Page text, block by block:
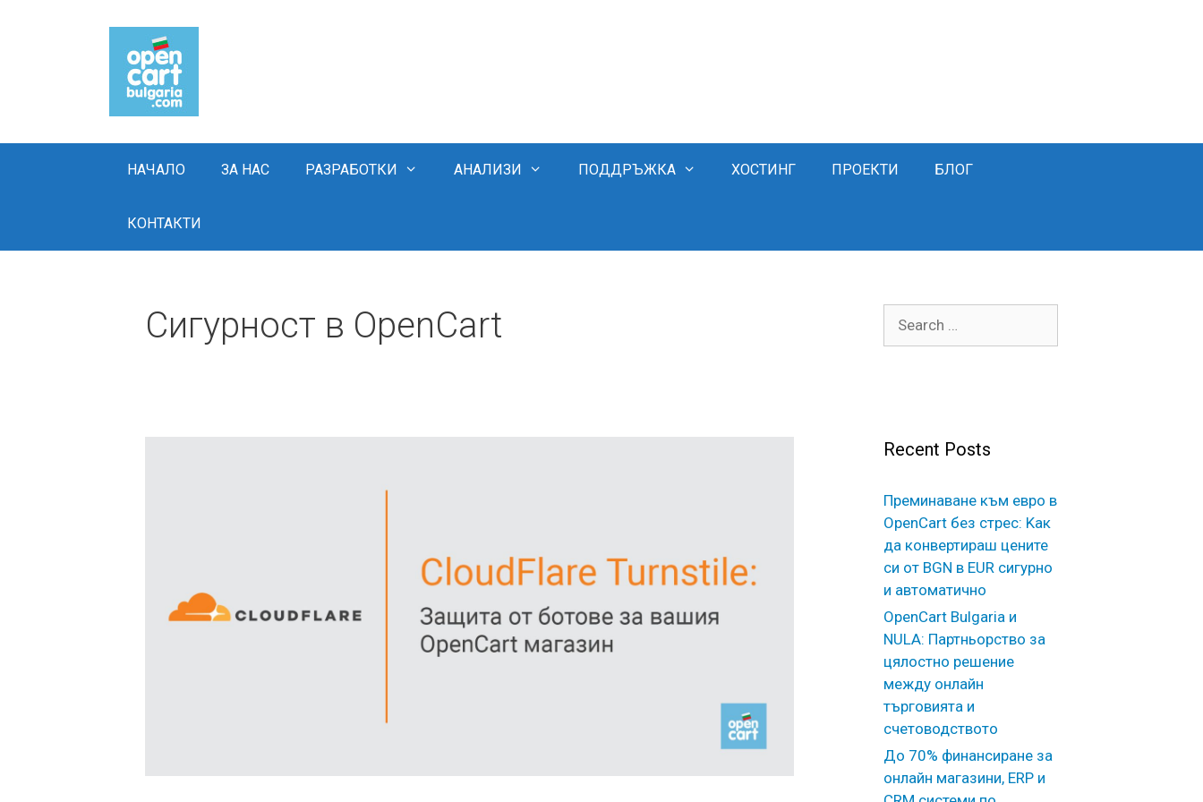
НАЧАЛО ЗА НАС РАЗРАБОТКИ АНАЛИЗИ ПОДДРЪЖКА ХОСТИНГ ПРОЕКТИ БЛОГ
КОНТАКТИ
Сигурност в OpenCart
Recent Posts
Преминаване към евро в
OpenCart без стрес: Kак
да конвертираш цените
си от BGN в EUR сигурно
и автоматично
OpenCart Bulgaria и
NULA: Партньорство за
цялостно решение
между онлайн
търговията и
счетоводството
До 70% финансиране за
онлайн магазини, ERP и